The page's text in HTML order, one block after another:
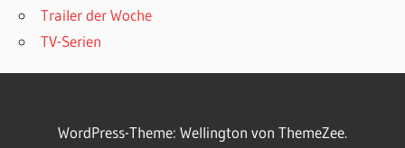
Trailer der Woche
TV-Serien
WordPress-Theme: Wellington von ThemeZee.